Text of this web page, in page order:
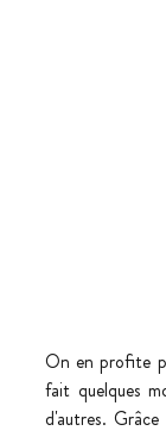
On en profite
fait quelques
d'autres.